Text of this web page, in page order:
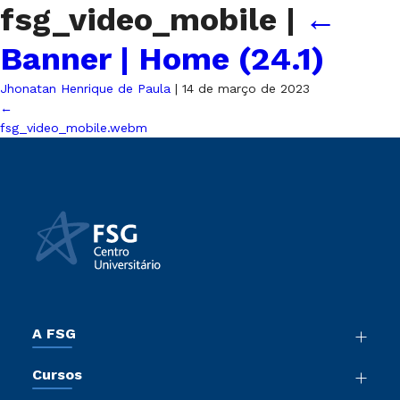
fsg_video_mobile | ←
Banner | Home (24.1)
Jhonatan Henrique de Paula | 14 de março de 2023
←
fsg_video_mobile.webm
A FSG
Sala de Imprensa
Cursos